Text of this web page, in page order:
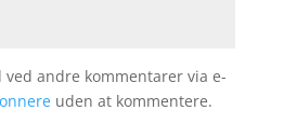
ved andre kommentarer via e-
uden at kommentere.